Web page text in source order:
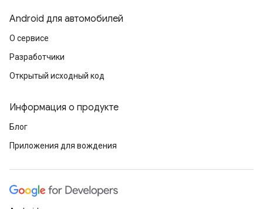
Android для автомобилей
О сервисе
Разработчики
Открытый исходный код
Информация о продукте
Блог
Приложения для вождения